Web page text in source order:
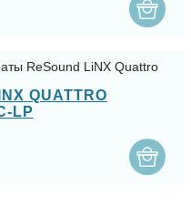
ReSound LiNX Quattro
QUATTRO
LP